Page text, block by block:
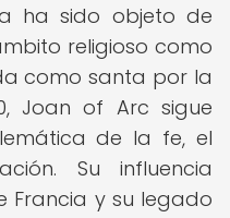
ha sido objeto de
religioso como
como santa por la
Joan of Arc sigue
de la fe, el
Su influencia
Francia y su legado